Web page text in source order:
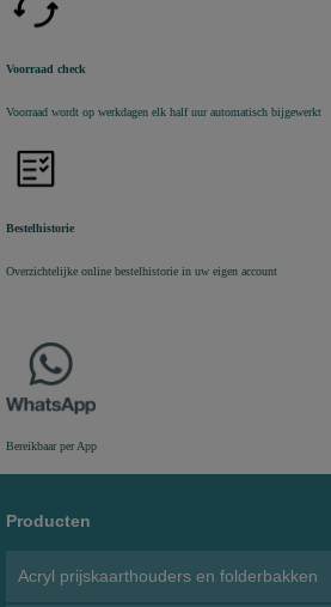
Voorraad check
Voorraad wordt op werkdagen elk half uur automatisch bijgewerkt
Bestelhistorie
Overzichtelijke online bestelhistorie in uw eigen account
Bereikbaar per App
Producten
Acryl prijskaarthouders en folderbakken